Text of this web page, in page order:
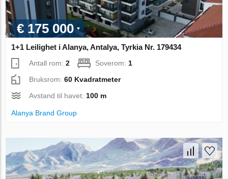
€ 175 000
1+1 Leilighet i Alanya, Antalya, Tyrkia Nr. 179434
Antall rom:2 Soverom: 1
Bruksrom:60 Kvadratmeter
Avstand til havet: 100 m
Alanya Brand Group